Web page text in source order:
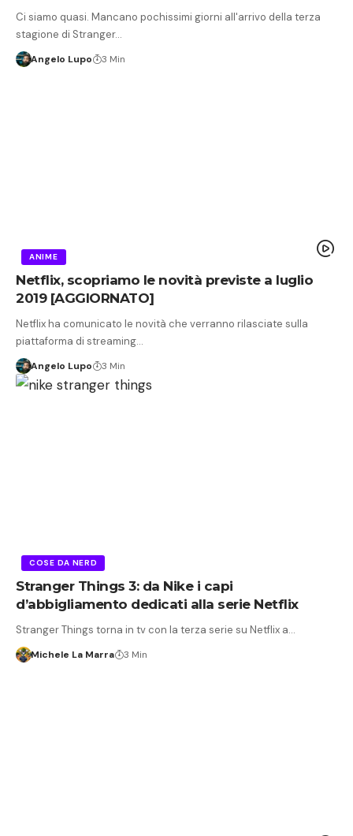
Ci siamo quasi. Mancano pochissimi giorni all'arrivo della terza
stagione di Stranger…
Angelo Lupo 3 Min
ANIME
Netflix, scopriamo le novità previste a luglio
2019 [AGGIORNATO]
Netflix ha comunicato le novità che verranno rilasciate sulla
piattaforma di streaming…
Angelo Lupo 3 Min
COSE DA NERD
Stranger Things 3: da Nike i capi
d’abbigliamento dedicati alla serie Netflix
Stranger Things torna in tv con la terza serie su Netflix a…
Michele La Marra 3 Min